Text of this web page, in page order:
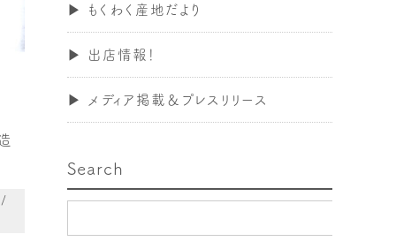
もくわく産地だより
出店情報！
メディア掲載＆プレスリリース
Search
/